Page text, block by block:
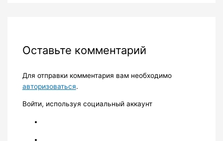
Оставьте комментарий
Для отправки комментария вам необходимо
авторизоваться.
Войти, используя социальный аккаунт